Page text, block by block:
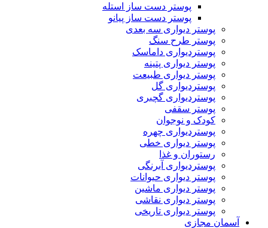
پوستر دست ساز استله
پوستر دست ساز پیانو
پوستر دیواری سه بعدی
پوستر طرح سنگ
پوستردیواری داماسک
پوستر دیواری پتینه
پوستر دیواری طبیعت
پوستردیواری گل
پوستردیواری گچبری
پوستر سقفی
کودک و نوجوان
پوستردیواری چهره
پوستر دیواری خطی
رستوران و غذا
پوستردیواری آبرنگی
پوستر دیواری حیوانات
پوستر دیواری ماشین
پوستر دیواری نقاشی
پوستر دیواری تاریخی
آسمان مجازی